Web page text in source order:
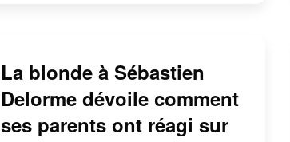
La blonde à Sébastien
Delorme dévoile comment
ses parents ont réagi sur